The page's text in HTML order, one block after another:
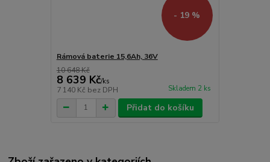
- 19 %
Rámová baterie 15,6Ah, 36V
10 648 Kč
8 639 Kč/ks
7 140 Kč bez DPH Skladem 2 ks
Přidat do košíku